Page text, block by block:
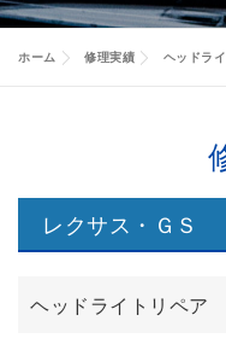
ス
キ
特選中古車 修理実
会社案
ホーム 修理実績 ヘッドラ
レクサス・ＧＳ
ヘッドライトリペア